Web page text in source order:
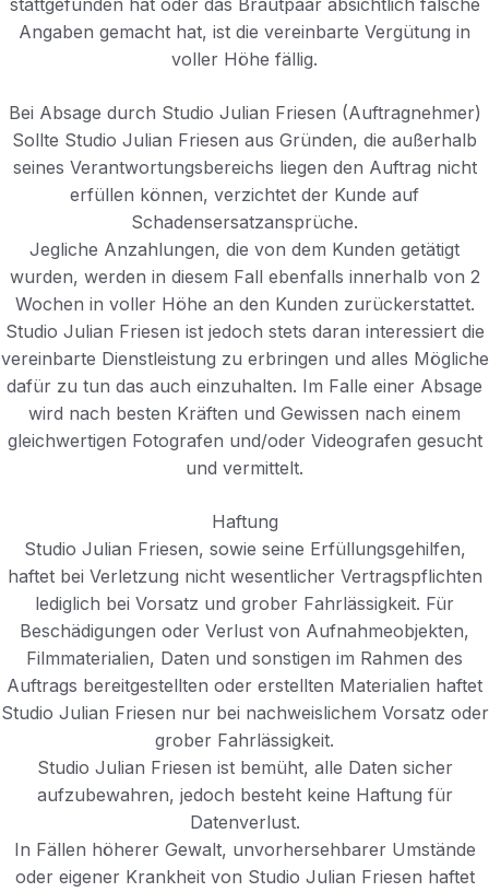
stattgefunden hat oder das Brautpaar absichtlich falsche
Angaben gemacht hat, ist die vereinbarte Vergütung in
voller Höhe fällig.
Bei Absage durch Studio Julian Friesen (Auftragnehmer)
Sollte Studio Julian Friesen aus Gründen, die außerhalb
seines Verantwortungsbereichs liegen den Auftrag nicht
erfüllen können, verzichtet der Kunde auf
Schadensersatzansprüche.
Jegliche Anzahlungen, die von dem Kunden getätigt
wurden, werden in diesem Fall ebenfalls innerhalb von 2
Wochen in voller Höhe an den Kunden zurückerstattet.
Studio Julian Friesen ist jedoch stets daran interessiert die
vereinbarte Dienstleistung zu erbringen und alles Mögliche
dafür zu tun das auch einzuhalten. Im Falle einer Absage
wird nach besten Kräften und Gewissen nach einem
gleichwertigen Fotografen und/oder Videografen gesucht
und vermittelt.
Haftung
Studio Julian Friesen, sowie seine Erfüllungsgehilfen,
haftet bei Verletzung nicht wesentlicher Vertragspflichten
lediglich bei Vorsatz und grober Fahrlässigkeit. Für
Beschädigungen oder Verlust von Aufnahmeobjekten,
Filmmaterialien, Daten und sonstigen im Rahmen des
Auftrags bereitgestellten oder erstellten Materialien haftet
Studio Julian Friesen nur bei nachweislichem Vorsatz oder
grober Fahrlässigkeit.
Studio Julian Friesen ist bemüht, alle Daten sicher
aufzubewahren, jedoch besteht keine Haftung für
Datenverlust.
In Fällen höherer Gewalt, unvorhersehbarer Umstände
oder eigener Krankheit von Studio Julian Friesen haftet